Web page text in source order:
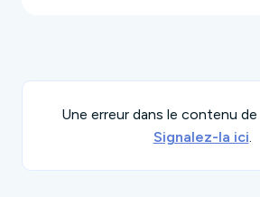
Une erreur dans le contenu
Signalez-la ici.